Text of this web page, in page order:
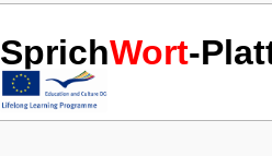
SprichWort-